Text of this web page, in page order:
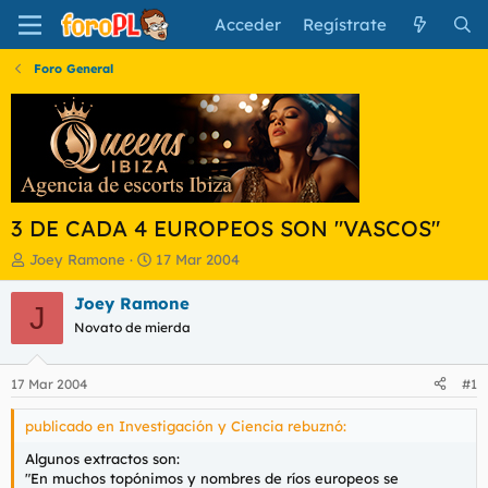
Acceder Regístrate
Foro General
3 DE CADA 4 EUROPEOS SON "VASCOS"
I
n
i
a
d
o
r
d
e
l
Joey Ramone
F
e
c
a
i
n
i
c
i
17 Mar 2004
J Joey Ramone
Novato de mierda
17 Mar 2004 #1
publicado en Investigación y Ciencia rebuznó:
Algunos extractos son:
"En muchos topónimos y nombres de ríos europeos se